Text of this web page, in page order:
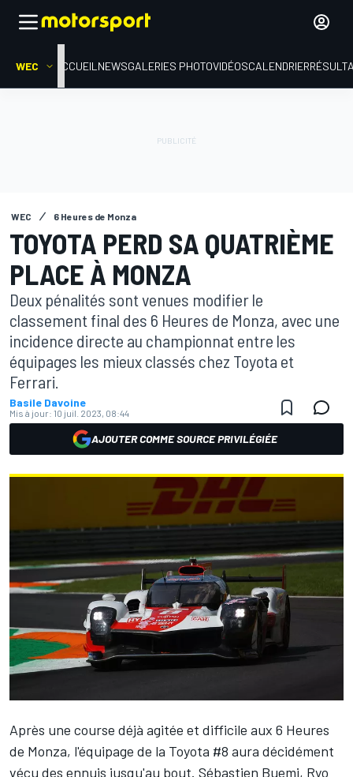
WEC ACCUEIL NEWSGALERIES PHOTOVIDÉOSCALENDRIER
WEC 6 Heures de Monza
TOYOTA PERD SA QUATRIÈME
PLACE À MONZA
Deux pénalités sont venues modifier le
classement final des 6 Heures de Monza, avec une
incidence directe au championnat entre les
équipages les mieux classés chez Toyota et
Ferrari.
Basile Davoine
Mis à jour: 10 juil. 2023, 08:44
AJOUTER COMME SOURCE PRIVILÉGIÉE
Après une course déjà agitée et difficile aux 6 Heures
de Monza, l'équipage de la Toyota #8 aura décidément
vécu des ennuis jusqu'au bout. Sébastien Buemi, Ryo